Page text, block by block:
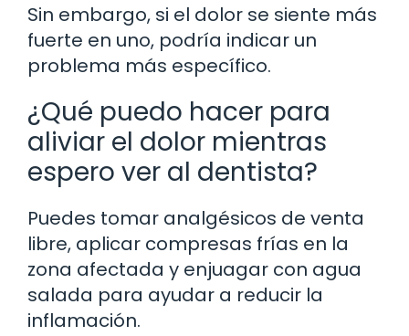
Sin embargo, si el dolor se siente más
fuerte en uno, podría indicar un
problema más específico.
¿Qué puedo hacer para
aliviar el dolor mientras
espero ver al dentista?
Puedes tomar analgésicos de venta
libre, aplicar compresas frías en la
zona afectada y enjuagar con agua
salada para ayudar a reducir la
inflamación.